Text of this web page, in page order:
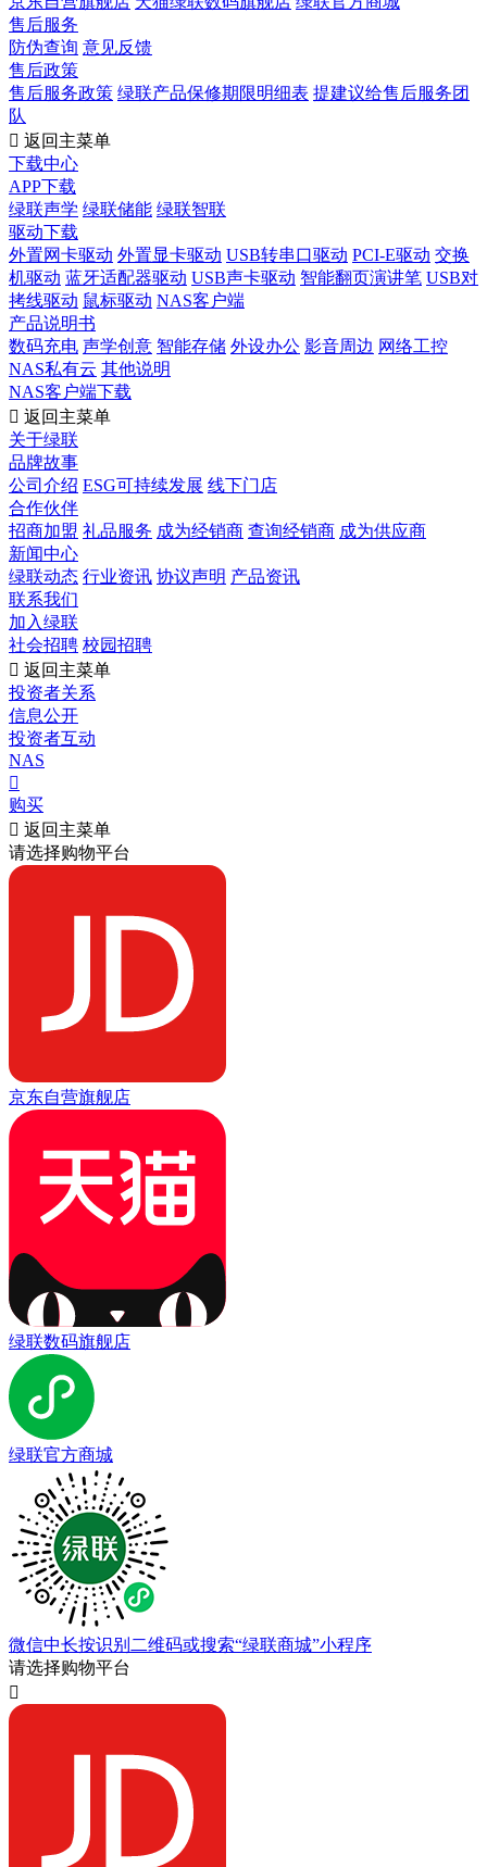
售后服务
防伪查询 意见反馈
售后政策
售后服务政策 绿联产品保修期限明细表 提建议给售后服务团
队
 返回主菜单
下载中心
APP下载
绿联声学 绿联储能 绿联智联
驱动下载
外置网卡驱动 外置显卡驱动 USB转串口驱动 PCI-E驱动 交换
机驱动 蓝牙适配器驱动 USB声卡驱动 智能翻页演讲笔 USB对
拷线驱动 鼠标驱动 NAS客户端
产品说明书
数码充电 声学创意 智能存储 外设办公 影音周边 网络工控
NAS私有云 其他说明
NAS客户端下载
 返回主菜单
关于绿联
品牌故事
公司介绍 ESG可持续发展 线下门店
合作伙伴
招商加盟 礼品服务 成为经销商 查询经销商 成为供应商
新闻中心
绿联动态 行业资讯 协议声明 产品资讯
联系我们
加入绿联
社会招聘 校园招聘
 返回主菜单
投资者关系
信息公开
投资者互动
NAS

购买
 返回主菜单
请选择购物平台
京东自营旗舰店
绿联数码旗舰店
绿联官方商城
微信中长按识别二维码或搜索“绿联商城”小程序
请选择购物平台
